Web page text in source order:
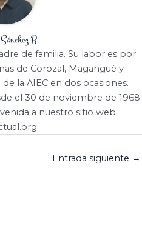
B.
de familia. Su labor es por
de Corozal, Magangué y
la AIEC en dos ocasiones.
el 30 de noviembre de 1968.
a nuestro sitio web
Entrada siguiente →